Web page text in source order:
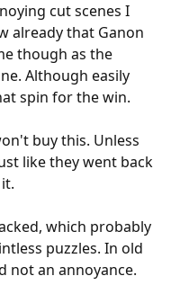
cut scenes I
already that Ganon
though as the
Although easily
spin for the win.
buy this. Unless
like they went back
which probably
puzzles. In old
not an annoyance.